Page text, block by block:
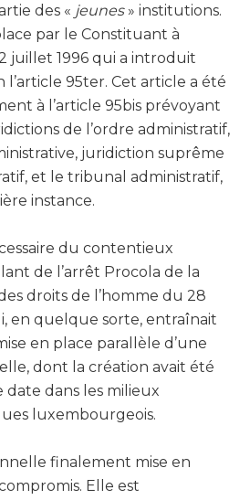
des « jeunes» institutions.
par le Constituant à
juillet 1996 qui a introduit
l’article 95ter. Cet article a été
à l’article 95bis prévoyant
de l’ordre administratif,
juridiction suprême
et le tribunal administratif,
instance.
du contentieux
de l’arrêt Procola de la
droits de l’homme du 28
en quelque sorte, entraînait
en place parallèle d’une
dont la création avait été
dans les milieux
luxembourgeois.
finalement mise en
Elle est